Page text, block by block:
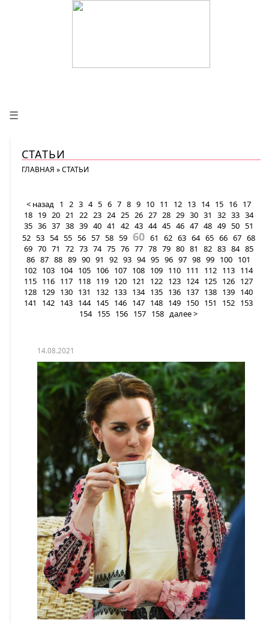
☰
СТАТЬИ
ГЛАВНАЯ »СТАТЬИ
< назад 1 2 3 4 5 6 7 8 9 10 11 12 13 14 15 16 17
18 19 20 21 22 23 24 25 26 27 28 29 30 31 32 33 34
35 36 37 38 39 40 41 42 43 44 45 46 47 48 49 50 51
52 53 54 55 56 57 58 59 60 61 62 63 64 65 66 67 68
69 70 71 72 73 74 75 76 77 78 79 80 81 82 83 84 85
86 87 88 89 90 91 92 93 94 95 96 97 98 99 100 101
102 103 104 105 106 107 108 109 110 111 112 113 114
115 116 117 118 119 120 121 122 123 124 125 126 127
128 129 130 131 132 133 134 135 136 137 138 139 140
141
142 143 144 145 146 147 148 149 150 151 152 153
154 155 156 157 158 далее >
14.08.2021